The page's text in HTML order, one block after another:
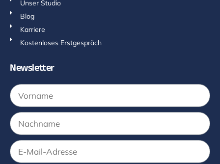
Unser Studio
Blog
Karriere
Kostenloses Erstgespräch
Newsletter